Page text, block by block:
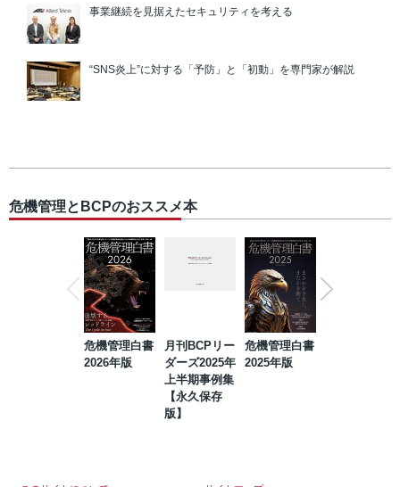
事業継続を見据えたセキュリティを考える
“SNS炎上”に対する「予防」と「初動」を専門家が解説
危機管理とBCPのおススメ本
危機管理白書
2026年版
月刊BCPリー
ダーズ2025年
上半期事例集
【永久保存
版】
危機管理白書
2025年版